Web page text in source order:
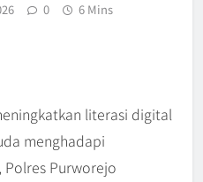
0 6 Mins
literasi digital
menghadapi
Purworejo